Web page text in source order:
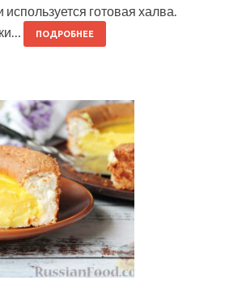
используется готовая халва.
ПОДРОБНЕЕ